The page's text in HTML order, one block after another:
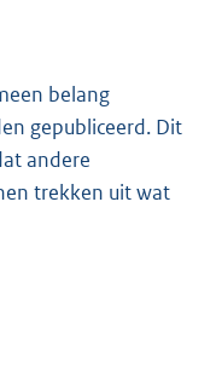
belang
gepubliceerd. Dit
andere
trekken uit wat